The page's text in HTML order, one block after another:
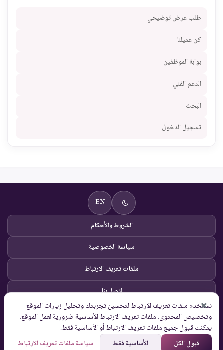
طلب عرض توضيحي
كن عميلنا
بوابة الموظفين
الدعم الفني
البحث
تسجيل الدخول
© Global Solutions 2026 |
جميع الحقوق محفوظة
EN
الشروط والأحكام
سياسة الخصوصية
ملفات تعريف الارتباط
اتصل بنا
نستخدم ملفات تعريف الارتباط لتحسين تجربتك وتحليل زيارات الموقع
وتخصيص المحتوى. ملفات تعريف الارتباط الأساسية ضرورية لعمل الموقع.
يمكنك قبول جميع ملفات تعريف الارتباط أو الأساسية فقط.
قبول الكل الأساسية فقط سياسة ملفات تعريف الارتباط